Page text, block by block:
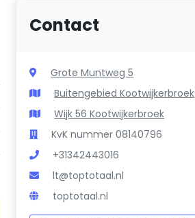
Contact
Grote Muntweg 5
Buitengebied Kootwijkerbroek
Wijk 56 Kootwijkerbroek
KvK nummer 08140796
+31342443016
lt@toptotaal.nl
toptotaal.nl